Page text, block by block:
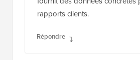
rapports clients.
Répondre